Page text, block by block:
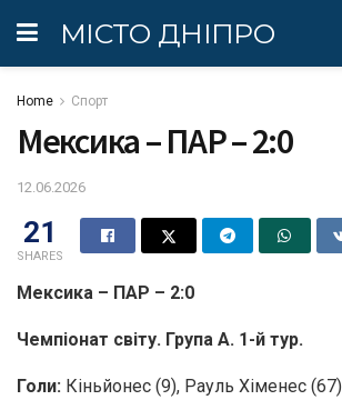
МІСТО ДНІПРО
Home Спорт
Мексика – ПАР – 2:0
12.06.2026
21
SHARES
Мексика – ПАР – 2:0
Чемпіонат світу. Група А. 1-й тур.
Голи: Кіньйонес (9), Рауль Хіменес (67)